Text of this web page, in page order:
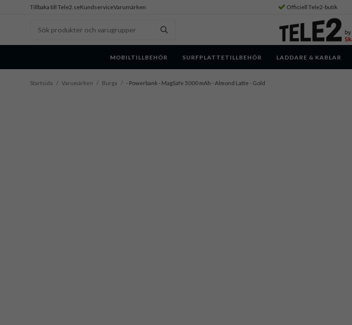
Tillbaka till Tele2.seKundserviceVarumärken Officiell Tele2-butik
MOBILTILLBEHÖR SURFPLATTETILLBEHÖR LADDARE & KABLAR
Startsida / Varumärken / Burga / - Powerbank - MagSafe 5000 mAh - Almond Latte - Gold